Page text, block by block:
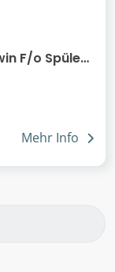
F/o Spüle
Mehr Info